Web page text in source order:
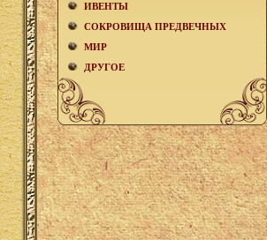
ИВЕНТЫ
СОКРОВИЩА ПРЕДВЕЧНЫХ
МИР
ДРУГОЕ